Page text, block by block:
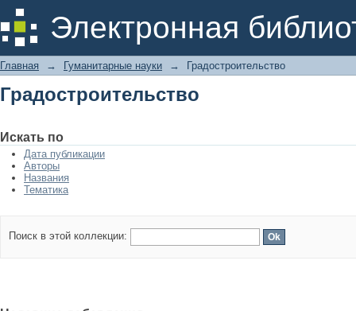
Электронная
Градостроительство
Главная → Гуманитарные науки → Градостроительство
Градостроительство
Искать по
Дата публикации
Авторы
Названия
Тематика
Поиск в этой коллекции: